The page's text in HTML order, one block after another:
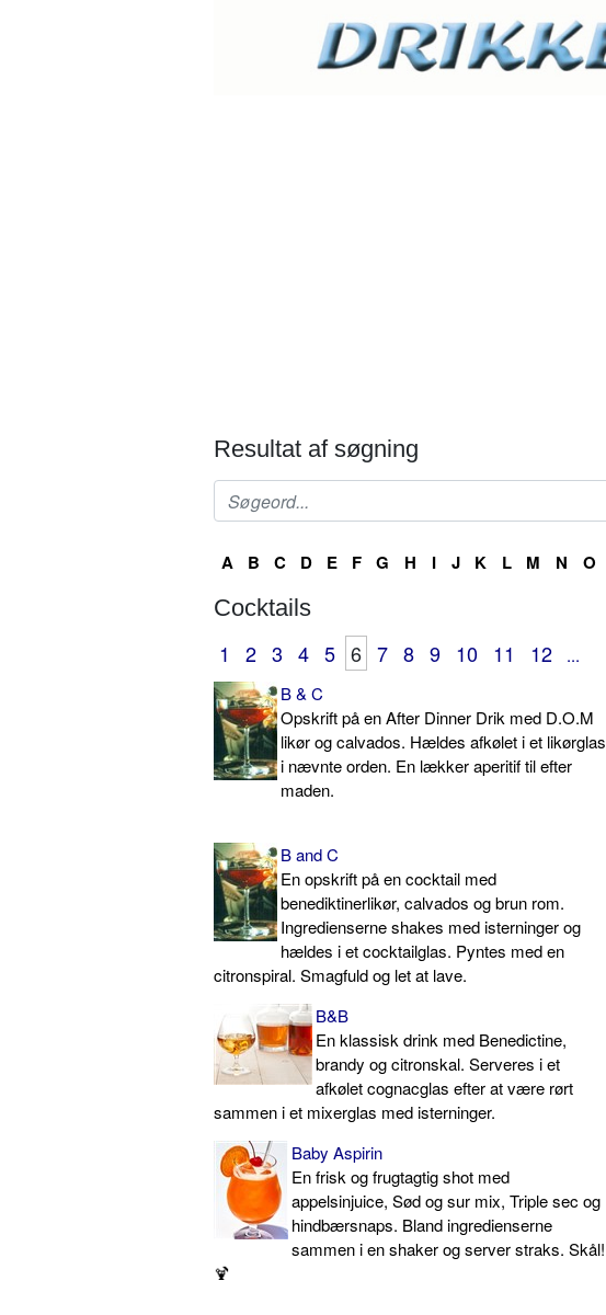
Resultat af søgning
A B C D E F G H I J K L M N O
Cocktails
1 2 3 4 5 6 7 8 9 10 11 12
...
B & C
Opskrift på en After Dinner Drik med D.O.M
likør og calvados. Hældes afkølet i et likørglas
i nævnte orden. En lækker aperitif til efter
maden.
B and C
En opskrift på en cocktail med
benediktinerlikør, calvados og brun rom.
Ingredienserne shakes med isterninger og
hældes i et cocktailglas. Pyntes med en
citronspiral. Smagfuld og let at lave.
B&B
En klassisk drink med Benedictine,
brandy og citronskal. Serveres i et
afkølet cognacglas efter at være rørt
sammen i et mixerglas med isterninger.
Baby Aspirin
En frisk og frugtagtig shot med
appelsinjuice, Sød og sur mix, Triple sec og
hindbærsnaps. Bland ingredienserne
sammen i en shaker og server straks. Skål!
🍹